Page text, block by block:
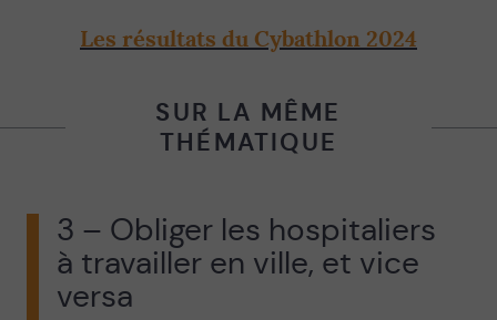
Les résultats du Cybathlon 2024
SUR LA MÊME
THÉMATIQUE
3 – Obliger les hospitaliers
à travailler en ville, et vice
versa